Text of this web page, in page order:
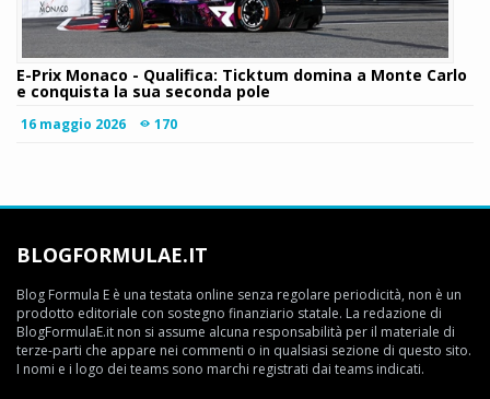
E-Prix Monaco - Qualifica: Ticktum domina a Monte Carlo
e conquista la sua seconda pole
16 maggio 2026 170
BLOGFORMULAE.IT
Blog Formula E è una testata online senza regolare periodicità, non è un
prodotto editoriale con sostegno finanziario statale. La redazione di
BlogFormulaE.it non si assume alcuna responsabilità per il materiale di
terze-parti che appare nei commenti o in qualsiasi sezione di questo sito.
I nomi e i logo dei teams sono marchi registrati dai teams indicati.